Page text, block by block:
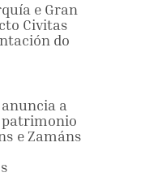
e Gran
Civitas
do
a
patrimonio
e Zamáns